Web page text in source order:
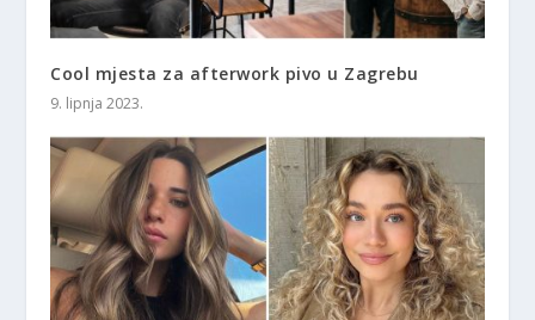
Cool mjesta za afterwork pivo u Zagrebu
9. lipnja 2023.